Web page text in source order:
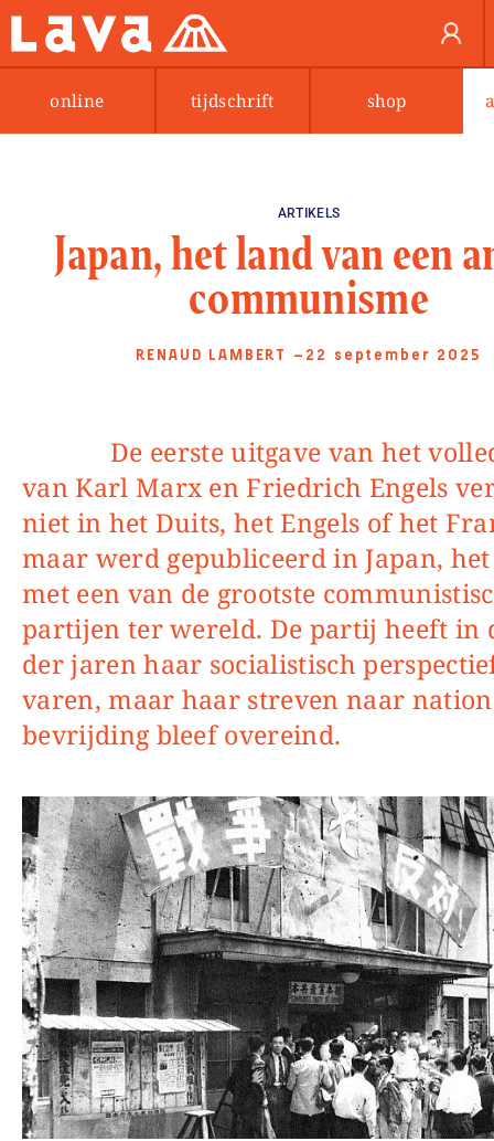
online tijdschrift shop
ARTIKELS
Japan, het land van een
communisme
RENAUD LAMBERT —22 september 2025
De eerste uitgave van het volledig werk
van Karl Marx en Friedrich Engels
niet in het Duits, het Engels of het
maar werd gepubliceerd in Japan,
met een van de grootste
partijen ter wereld. De partij heeft in
der jaren haar socialistisch
varen, maar haar streven naar
bevrijding bleef overeind.